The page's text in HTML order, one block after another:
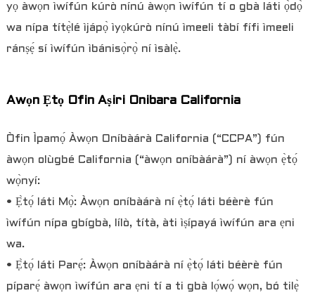
yọ àwọn ìwífún kúrò nínú àwọn ìwífún tí o gbà láti ọ̀dọ̀
wa nípa títẹ̀lé ìjápọ̀ ìyọkúrò nínú ìmeeli tàbí fífi ìmeeli
ránṣẹ́ sí ìwífún ìbánisọ̀rọ̀ ní ìsàlẹ̀.
Awọn Ẹtọ Ofin Aṣiri Onibara California
Òfin Ìpamọ́ Àwọn Oníbàárà California (“CCPA”) fún
àwọn olùgbé California (“àwọn oníbàárà”) ní àwọn ẹ̀tọ́
wọ̀nyí:
• Ẹ̀tọ́ láti Mọ̀: Àwọn oníbàárà ní ẹ̀tọ́ láti béèrè fún
ìwífún nípa gbígbà, lílò, títà, àti ìṣípayá ìwífún ara ẹni
wa.
• Ẹ̀tọ́ láti Parẹ́: Àwọn oníbàárà ní ẹ̀tọ́ láti béèrè fún
píparẹ́ àwọn ìwífún ara ẹni tí a ti gbà lọ́wọ́ wọn, bó tilẹ̀